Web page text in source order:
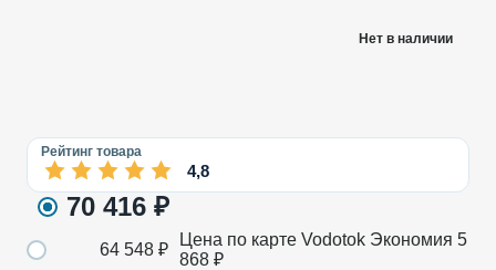
Нет в наличии
Рейтинг товара
4,8
70 416 ₽
64 548 ₽
Цена по карте Vodotok Экономия 5
868 ₽